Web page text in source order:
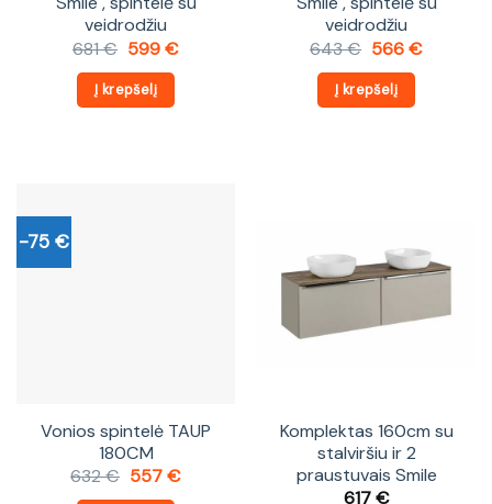
veidrodžiu
681€ Original
was:
681 €.
599€Current
Į krepšelį
veidrodžiu
643€ Original
was:
643 €.
566€Current
Į krepšelį
-75 €
Vonios spintelė TAUP
180CM
632€ Original
557€Current
Komplektas 160cm su
stalviršiu ir 2
praustuvais Smile
617€